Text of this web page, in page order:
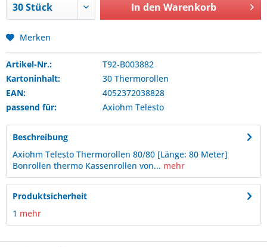
In den Warenkorb
Merken
Artikel-Nr.:
T92-B003882
Kartoninhalt:
30 Thermorollen
EAN:
4052372038828
passend für:
Axiohm Telesto
Beschreibung
Axiohm Telesto Thermorollen 80/80 [Länge: 80 Meter]
Bonrollen thermo Kassenrollen von... mehr
Produktsicherheit
1 mehr